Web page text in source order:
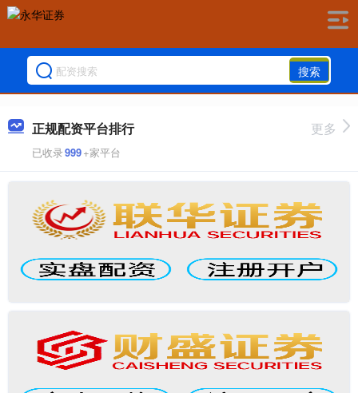
搜索
正规配资平台排行
已收录999+家平台
更多